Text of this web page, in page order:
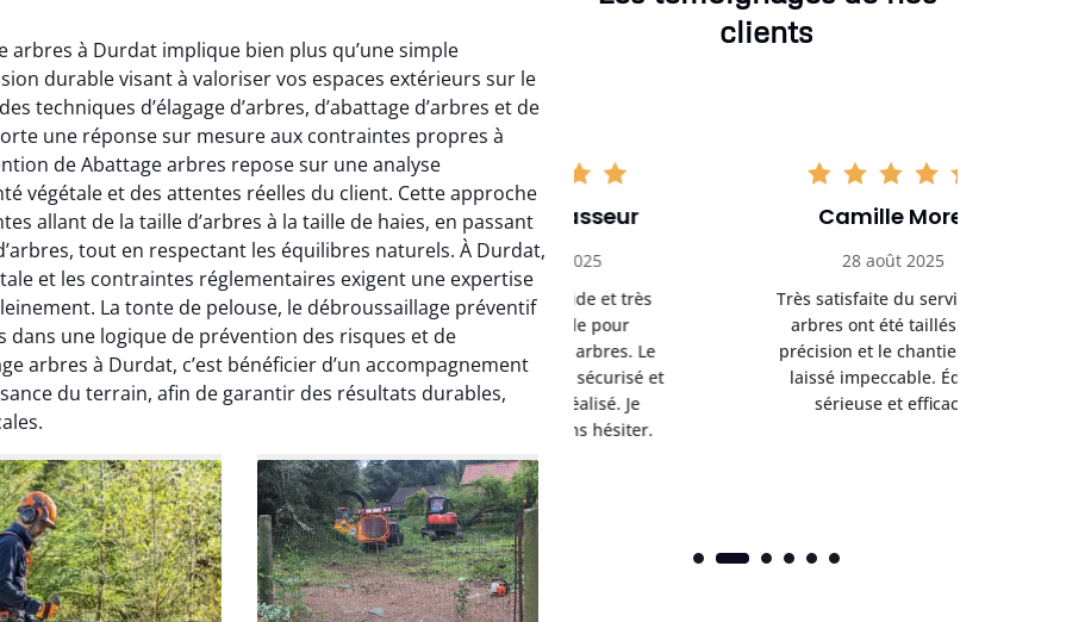
arbres à Durdat implique bien plus qu’une simple
durable visant à valoriser vos espaces extérieurs sur le
techniques d’élagage d’arbres, d’abattage d’arbres et de
une réponse sur mesure aux contraintes propres à
de Abattage arbres repose sur une analyse
végétale et des attentes réelles du client. Cette approche
allant de la taille d’arbres à la taille de haies, en passant
tout en respectant les équilibres naturels. À Durdat,
et les contraintes réglementaires exigent une expertise
La tonte de pelouse, le débroussaillage préventif
dans une logique de prévention des risques et de
arbres à Durdat, c’est bénéficier d’un accompagnement
du terrain, afin de garantir des résultats durables,
clients
Benali
07 février 2026
irréprochable du
à la fin. Les arbres ont
entretenus
le nettoyage après
est impeccable.
vivement.
Léandro Vasseur
12 juillet 2025
Intervention rapide et très
professionnelle pour
l’élagage de mes arbres. Le
travail est propre, sécurisé et
parfaitement réalisé. Je
Camille Morel
Très satisfaite du service. Les
arbres ont été taillés avec
précision et le chantier a été
laissé impeccable. Équipe
sérieuse et efficace.